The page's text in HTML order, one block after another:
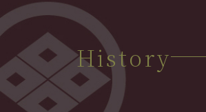
History